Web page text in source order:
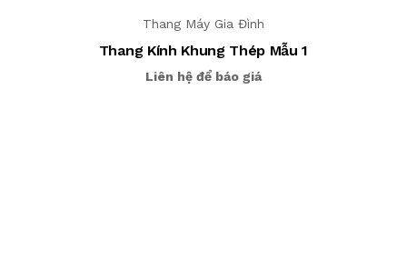
Thang Máy Gia Đình
Thang Kính Khung Thép Mẫu 1
Liên hệ để báo giá